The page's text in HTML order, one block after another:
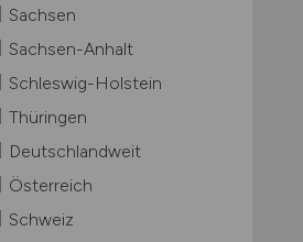
Sachsen
Sachsen-Anhalt
Schleswig-Holstein
Thüringen
Deutschlandweit
Österreich
Schweiz